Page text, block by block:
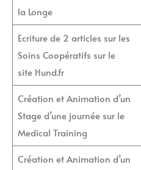
la Longe
Ecriture de 2 articles sur les
Soins Coopératifs sur le
site Hund.fr
Création et Animation d’un
Stage d’une journée sur le
Medical Training
Création et Animation d’un